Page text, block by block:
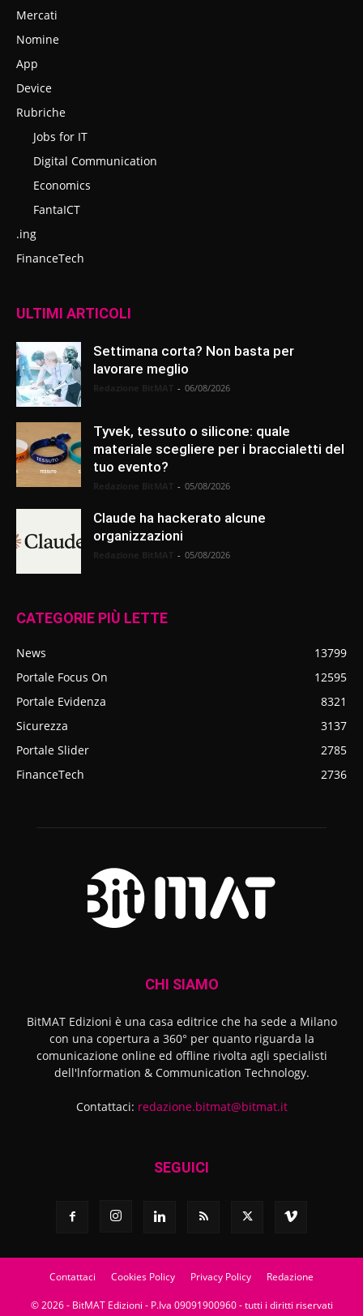
Mercati
Nomine
App
Device
Rubriche
Jobs for IT
Digital Communication
Economics
FantaICT
.ing
FinanceTech
ULTIMI ARTICOLI
Settimana corta? Non basta per
lavorare meglio
- 06/08/2026
Tyvek, tessuto o silicone: quale
materiale scegliere per i braccialetti del
tuo evento?
- 05/08/2026
Claude ha hackerato alcune
organizzazioni
- 05/08/2026
CATEGORIE PIÙ LETTE
News
13799
Portale Focus On
12595
Portale Evidenza
8321
Sicurezza
3137
Portale Slider
2785
FinanceTech
2736
CHI SIAMO
BitMAT Edizioni è una casa editrice che ha sede a Milano
con una copertura a 360° per quanto riguarda la
comunicazione online ed offline rivolta agli specialisti
dell'lnformation & Communication Technology.
Contattaci: redazione.bitmat@bitmat.it
SEGUICI
Contattaci Cookies Policy Privacy Policy Redazione
© 2026 - BitMAT Edizioni - P.Iva 09091900960 - tutti i diritti riservati